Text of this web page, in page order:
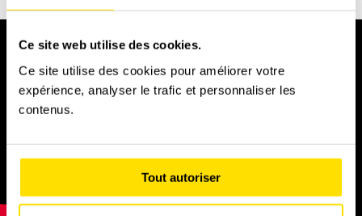
Ce site web utilise des cookies.
Ce site utilise des cookies pour améliorer votre
expérience, analyser le trafic et personnaliser les
contenus.
Tout autoriser